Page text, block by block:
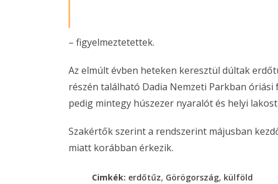
– figyelmeztetettek.
Az elmúlt évben heteken keresztül dúltak
részén található Dadia Nemzeti Parkban
pedig mintegy húszezer nyaralót és helyi
Szakértők szerint a rendszerint májusban
miatt korábban érkezik.
Cimkék: erdőtűz, Görögország, külföld